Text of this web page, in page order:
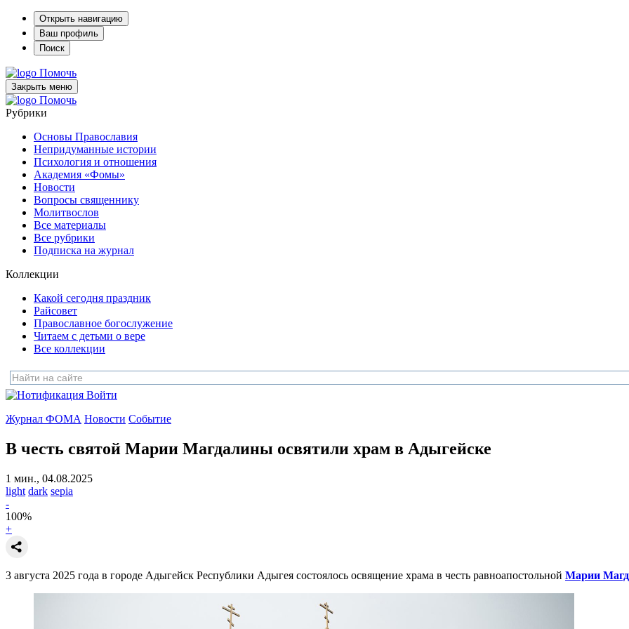
Открыть навигацию
Ваш профиль
Поиск
Помочь
Закрыть меню
Помочь
Рубрики
Основы Православия
Непридуманные истории
Психология и отношения
Академия «Фомы»
Новости
Вопросы священнику
Молитвослов
Все материалы
Все рубрики
Подписка на журнал
Коллекции
Какой сегодня праздник
Райсовет
Православное богослужение
Читаем с детьми о вере
Все коллекции
Войти
Журнал ФОМА Новости Событие
В честь святой Марии Магдалины освятили храм в Адыгейске
1 мин., 04.08.2025
light dark sepia
-
100%
+
3 августа 2025 года в городе Адыгейск Республики Адыгея состоялось освящение храма в честь равноапостольной Марии